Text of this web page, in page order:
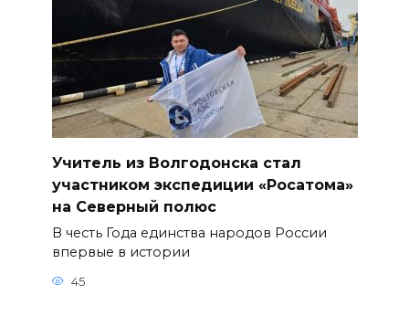
Учитель из Волгодонска стал
участником экспедиции «Росатома»
на Северный полюс
В честь Года единства народов России
впервые в истории
45